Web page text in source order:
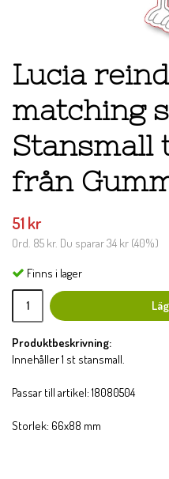
Lucia
matching
Stansmall
från
51 kr
Ord. 85 kr. Du sparar34 kr (40%)
Finns i lager
Produktbeskrivning:
Innehåller 1 st stansmall.
Passar till artikel: 18080504
Storlek: 66x88 mm